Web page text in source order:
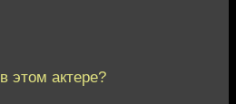
этом актере?